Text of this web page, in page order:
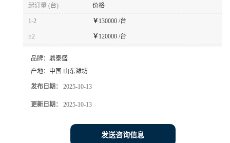
起订量 (台) 价格
1-2 ￥ 130000 /台
≥2 ￥ 120000 /台
品牌： 鼎泰盛
产地： 中国 山东潍坊
发布日期： 2025-10-13
更新日期： 2025-10-13
发送咨询信息